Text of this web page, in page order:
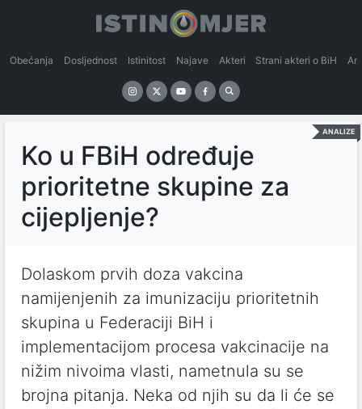
Obećanja Dosljednost Istinitost Najave Akteri Strani akteri o BiH
ANALIZE
Ko u FBiH određuje
prioritetne skupine za
cijepljenje?
Dolaskom prvih doza vakcina
namijenjenih za imunizaciju prioritetnih
skupina u Federaciji BiH i
implementacijom procesa vakcinacije na
nižim nivoima vlasti, nametnula su se
brojna pitanja. Neka od njih su da li će se